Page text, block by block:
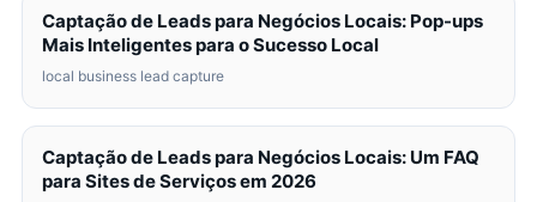
Captação de Leads para Negócios Locais: Pop-ups
Mais Inteligentes para o Sucesso Local
local business lead capture
Captação de Leads para Negócios Locais: Um FAQ
para Sites de Serviços em 2026